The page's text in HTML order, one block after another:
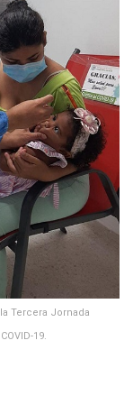
Tercera Jornada
19.